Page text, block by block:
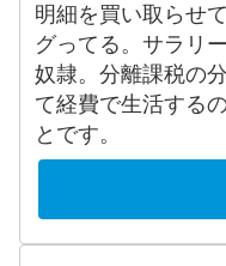
明細を買い取らせ
グってる。サラリ
奴隷。分離課税の
て経費で生活する
とです。